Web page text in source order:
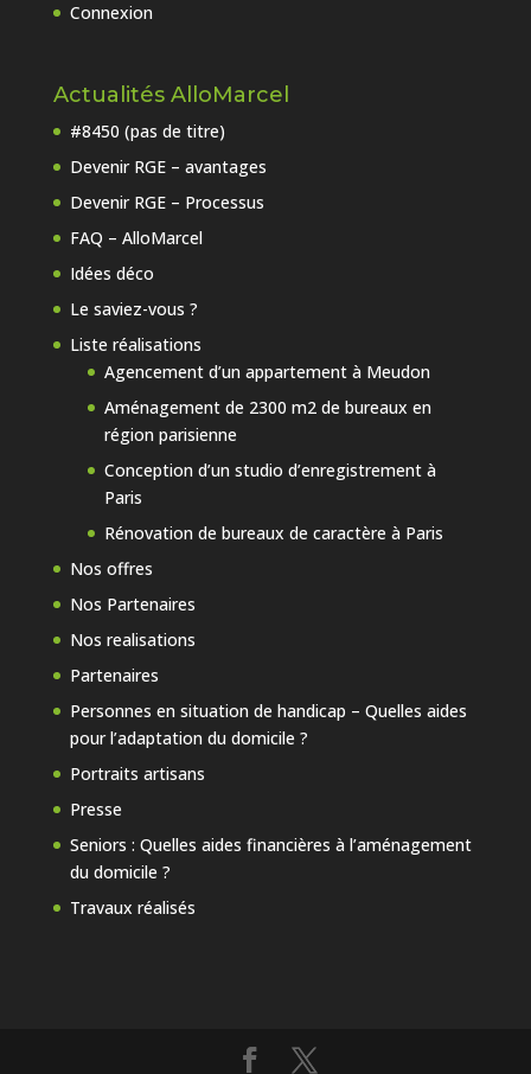
Connexion
Actualités AlloMarcel
#8450 (pas de titre)
Devenir RGE – avantages
Devenir RGE – Processus
FAQ – AlloMarcel
Idées déco
Le saviez-vous ?
Liste réalisations
Agencement d’un appartement à Meudon
Aménagement de 2300 m2 de bureaux en
région parisienne
Conception d’un studio d’enregistrement à
Paris
Rénovation de bureaux de caractère à Paris
Nos offres
Nos Partenaires
Nos realisations
Partenaires
Personnes en situation de handicap – Quelles aides
pour l’adaptation du domicile ?
Portraits artisans
Presse
Seniors : Quelles aides financières à l’aménagement
du domicile ?
Travaux réalisés